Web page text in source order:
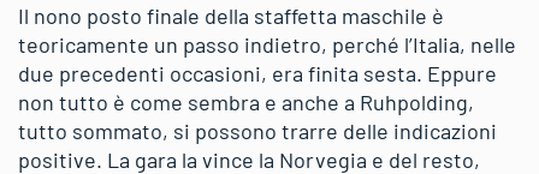
Il nono posto finale della staffetta maschile è
teoricamente un passo indietro, perché l’Italia, nelle
due precedenti occasioni, era finita sesta. Eppure
non tutto è come sembra e anche a Ruhpolding,
tutto sommato, si possono trarre delle indicazioni
positive. La gara la vince la Norvegia e del resto,